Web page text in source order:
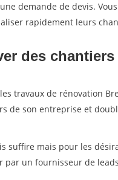
demande de devis.
rapidement leurs
des chantiers
travaux de rénovation
de son entreprise et
suffire mais pour les
un fournisseur de